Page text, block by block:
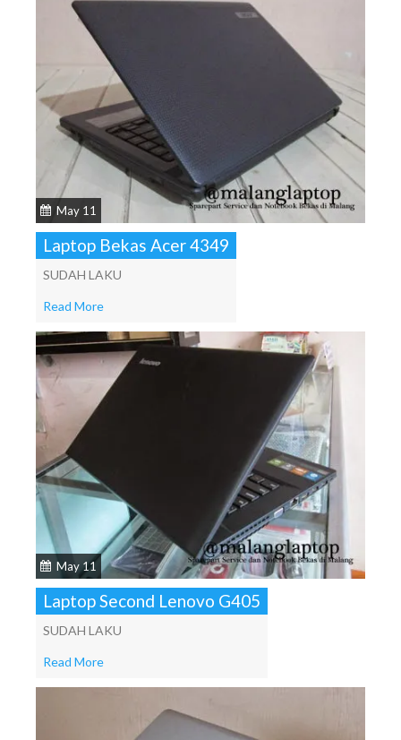
May 11
Laptop Bekas Acer 4349
SUDAH LAKU
Read More
May 11
Laptop Second Lenovo G405
SUDAH LAKU
Read More